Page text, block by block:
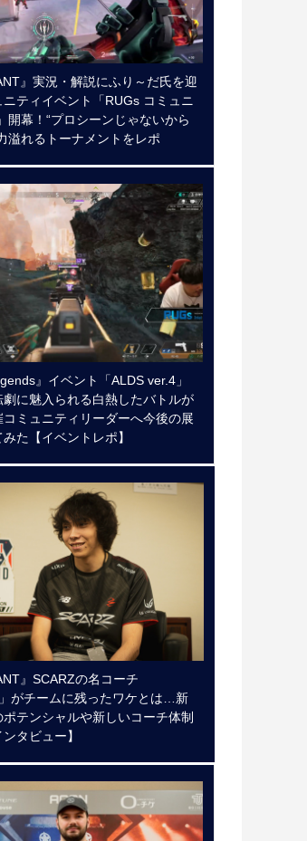
』実況・解説にふり～だ氏を迎
ニティイベント「RUGs コミュニ
開幕！“プロシーンじゃないから
溢れるトーナメントをレポ
』イベント「ALDS ver.4」
劇に魅入られる白熱したバトルが
コミュニティリーダーへ今後の展
た【イベントレポ】
』SCARZの名コーチ
」がチームに残ったワケとは…新
ポテンシャルや新しいコーチ体制
タビュー】